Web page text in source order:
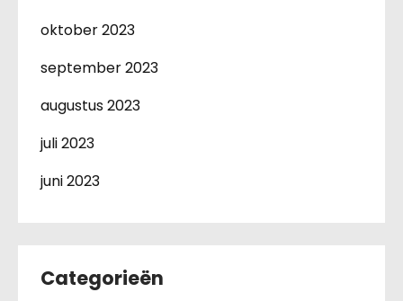
oktober 2023
september 2023
augustus 2023
juli 2023
juni 2023
Categorieën